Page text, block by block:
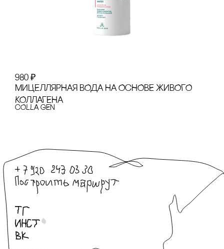
980 ₽
МИЦЕЛЛЯРНАЯ ВОДА НА ОсНОВЕ ЖИВОГО
КОЛЛАГЕНА
cOLLA GEN